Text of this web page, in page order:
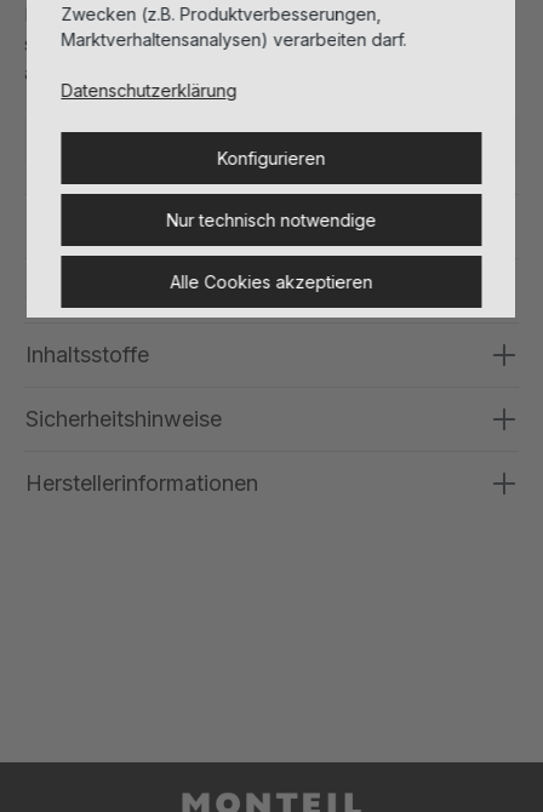
Kollagen- und Hyaluronsäurebildung der Haut
stimuliert. Für ein glattes und verfeinertes Hautbild
am Morgen.
Füllmenge: 50 ml
Inhaltsstoffe
Sicherheitshinweise
Herstellerinformationen
Zwecken (z.B. Produktverbesserungen,
Marktverhaltensanalysen) verarbeiten darf.
Datenschutzerklärung
Konfigurieren
Nur technisch notwendige
Alle Cookies akzeptieren